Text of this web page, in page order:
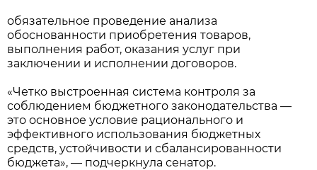
обязательное проведение анализа
обоснованности приобретения товаров,
выполнения работ, оказания услуг при
заключении и исполнении договоров.
«Четко выстроенная система контроля за
соблюдением бюджетного законодательства —
это основное условие рационального и
эффективного использования бюджетных
средств, устойчивости и сбалансированности
бюджета», — подчеркнула сенатор.